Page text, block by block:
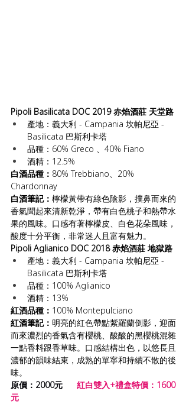
Pipoli Basilicata DOC 2019 赤焰酒莊 天堂路
產地：義大利 - Campania 坎帕尼亞 -
Basilicata 巴斯利卡塔
品種：60% Greco 、40% Fiano
酒精：12.5%
白酒品種： 80% Trebbiano、20%
Chardonnay
白酒筆記： 檸檬黃帶有綠色陰影，撲鼻而來的
香氣聞起來清新乾淨，帶有白色桃子和熱帶水
果的風味。口感有著檸檬皮、白色花朵風味，
酸度十分平衡，非常迷人且富有魅力。
Pipoli Aglianico DOC 2018 赤焰酒莊 地獄路
產地：義大利 - Campania 坎帕尼亞 -
Basilicata 巴斯利卡塔
品種：100% Aglianico
酒精：13%
紅酒品種： 100% Montepulciano
紅酒筆記： 明亮的紅色帶點紫羅蘭倒影，迎面
而來濃烈的香氣含有櫻桃、酸酸的黑櫻桃混雜
一點香料跟香草味。口感結構出色，以悠長且
濃郁的韻味結束，成熟的單寧和持續不散的後
味。
原價：2000元
紅白雙入+禮盒特價：1600
元